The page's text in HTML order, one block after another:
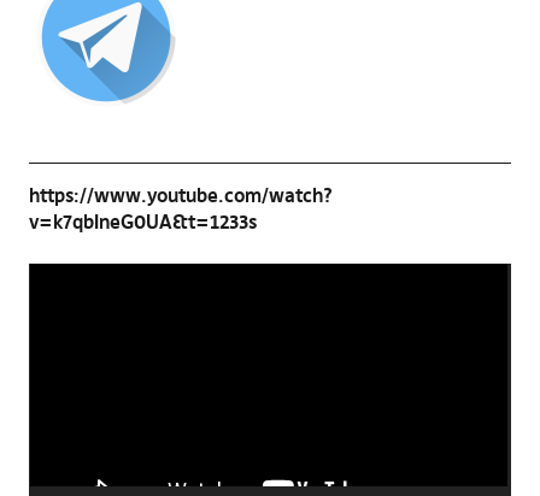
https://www.youtube.com/watch?
v=k7qbIneG0UA&t=1233s